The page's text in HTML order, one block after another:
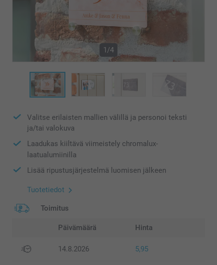
1/4
Valitse erilaisten mallien välillä ja personoi teksti
ja/tai valokuva
Laadukas kiiltävä viimeistely chromalux-
laatualumiinilla
Lisää ripustusjärjestelmä luomisen jälkeen
Tuotetiedot
Toimitus
Päivämäärä Hinta
14.8.2026 5,95